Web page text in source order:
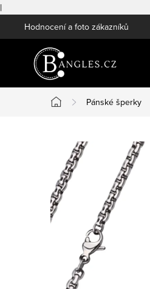
|
na
Hodnocení a foto zákazníků
Domů
Pánské šperky